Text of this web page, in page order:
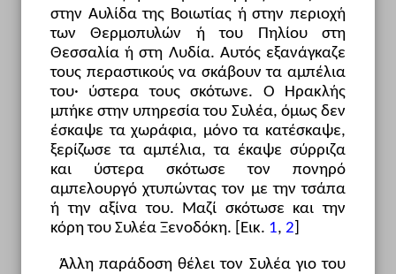
στην Αυλίδα της Βοιωτίας ή στην περιοχή
των Θερμοπυλών ή του Πηλίου στη
Θεσσαλία ή στη Λυδία. Αυτός εξανάγκαζε
τους περαστικούς να σκάβουν τα αμπέλια
του· ύστερα τους σκότωνε. Ο Ηρακλής
μπήκε στην υπηρεσία του Συλέα, όμως δεν
έσκαψε τα χωράφια, μόνο τα κατέσκαψε,
ξερίζωσε τα αμπέλια, τα έκαψε σύρριζα
και ύστερα σκότωσε τον πονηρό
αμπελουργό χτυπώντας τον με την τσάπα
ή την αξίνα του. Μαζί σκότωσε και την
κόρη του Συλέα Ξενοδόκη. [Εικ. 1, 2
Άλλη παράδοση θέλει τον Συλέα γιο του